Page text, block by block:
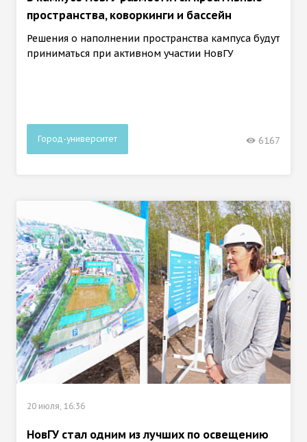
пространства, коворкинги и бассейн
Решения о наполнении пространства кампуса будут
приниматься при активном участии НовГУ
Город-университет 6167
20 июля, 16:36
НовГУ стал одним из лучших по освещению